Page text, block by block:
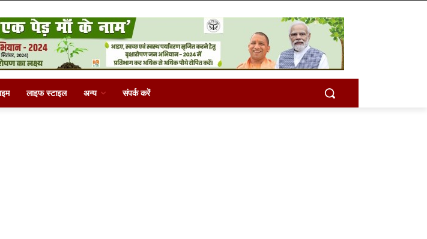
लाइफ स्टाइल अन्य संपर्क करें